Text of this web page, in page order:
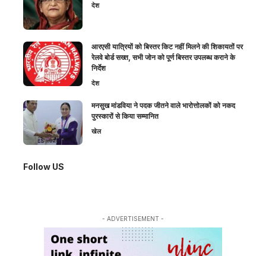
देश
आरएसी यात्रियों को बिस्तर किट नहीं मिलने की शिकायतों पर
रेलवे बोर्ड सख्त, सभी जोन को पूर्ण बिस्तर उपलब्ध कराने के
निर्देश
देश
मनसुख मांडविया ने पदक जीतने वाले भारोत्तोलकों को नकद
पुरस्कारों से किया सम्मानित
खेल
Follow US
- ADVERTISEMENT -